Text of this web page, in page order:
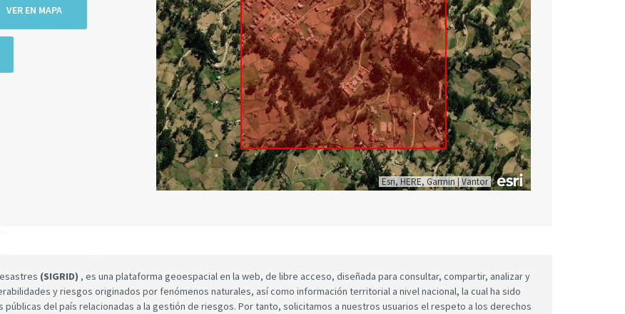
VER EN MAPA
Esri, HERE, Garmin|Vantor
(SIGRID) , es una plataforma geoespacial en la web, de libre acceso, diseñada para consultar, compartir, analizar y
y riesgos originados por fenómenos naturales, así como información territorial a nivel nacional, la cual ha sido
del país relacionadas a la gestión de riesgos. Por tanto, solicitamos a nuestros usuarios el respeto a los derechos